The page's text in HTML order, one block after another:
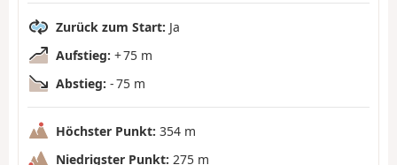
Zurück zum Start: Ja
Aufstieg: + 75 m
Abstieg: - 75 m
Höchster Punkt: 354 m
Niedrigster Punkt: 275 m